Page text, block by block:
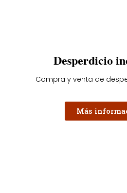
Desperdicio
Compra y venta de
Más